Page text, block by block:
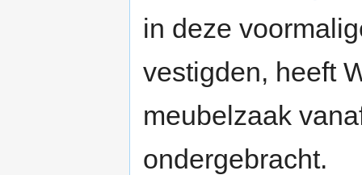
in deze
vestigden, heeft
meubelzaak
ondergebracht.